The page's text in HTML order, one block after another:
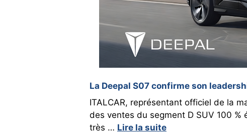
La Deepal S07 confirme son
ITALCAR, représentant officiel de la
des ventes du segment D SUV 100 %
très … Lire la suite